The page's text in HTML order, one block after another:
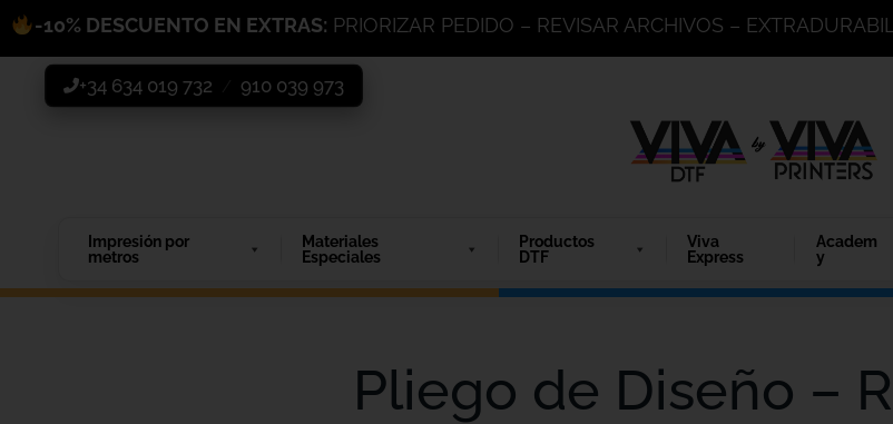
-10% DESCUENTO EN EXTRAS: PRIORIZAR PEDIDO – REVISAR ARCHIVOS –
+34 634 019 732 910 039 973
Impresión por
metros
Materiales
Especiales
Productos
DTF
Viva
Express
Academ
y
Pliego de Diseño –